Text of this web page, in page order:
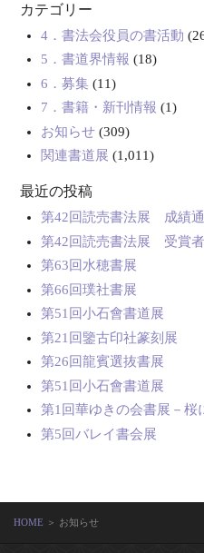
カテゴリー
4．書法会役員の書活動
5．書道界情報 (18)
6．募集(11)
7．書籍・新刊情報 (1)
お知らせ(309)
関連書道展 (1,011)
最近の投稿
第42回読売書法展 成績
第42回読売書法展 受賞
第63回水穂書展
第66回璞社書展
第51回小石會書道展
第21回鑒古印社篆刻展
第26回龍賓選抜書展
第51回小石會書道展
第1回華ゆきの会書展－
第5回バレイ書会展
HOME ＞ お知らせ